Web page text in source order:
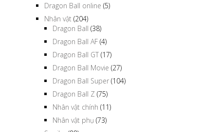
Dragon Ball online (5)
Nhân vật (204)
Dragon Ball (38)
Dragon Ball AF (4)
Dragon Ball GT (17)
Dragon Ball Movie (27)
Dragon Ball Super (104)
Dragon Ball Z (75)
Nhân vật chính (11)
Nhân vật phụ (73)